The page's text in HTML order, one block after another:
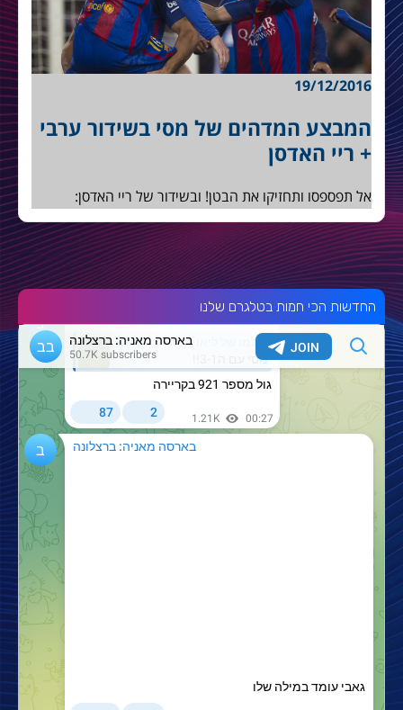
19/12/2016
המבצע המדהים של מסי בשידור ערבי
+ ריי האדסן
אל תפספסו ותחזיקו את הבטן! ובשידור של ריי האדסן:
החדשות הכי חמות בטלגרם שלנו